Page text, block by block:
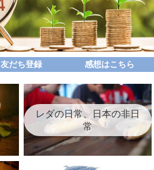
友だち登録 感想はこちら
レダの日常、日本の非日
常